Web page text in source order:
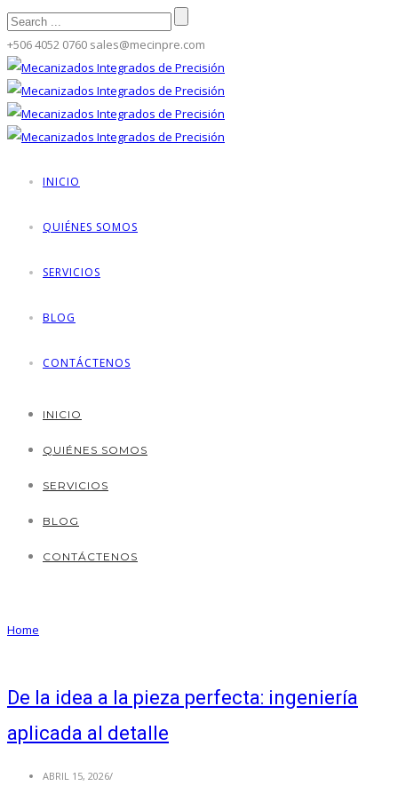
+506 4052 0760 sales@mecinpre.com
INICIO
QUIÉNES SOMOS
SERVICIOS
BLOG
CONTÁCTENOS
INICIO
QUIÉNES SOMOS
SERVICIOS
BLOG
CONTÁCTENOS
Home
De la idea a la pieza perfecta: ingeniería
aplicada al detalle
ABRIL 15, 2026/